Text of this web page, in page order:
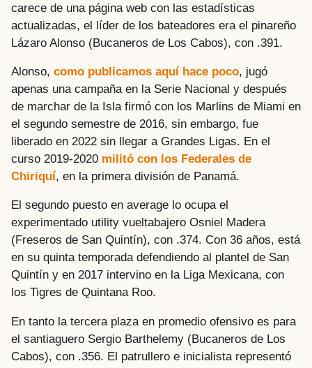
carece de una página web con las estadísticas
actualizadas, el líder de los bateadores era el pinareño
Lázaro Alonso (Bucaneros de Los Cabos), con .391.
Alonso, como publicamos aquí hace poco, jugó
apenas una campaña en la Serie Nacional y después
de marchar de la Isla firmó con los Marlins de Miami en
el segundo semestre de 2016, sin embargo, fue
liberado en 2022 sin llegar a Grandes Ligas. En el
curso 2019-2020 militó con los Federales de
Chiriquí, en la primera división de Panamá.
El segundo puesto en average lo ocupa el
experimentado utility vueltabajero Osniel Madera
(Freseros de San Quintín), con .374. Con 36 años, está
en su quinta temporada defendiendo al plantel de San
Quintín y en 2017 intervino en la Liga Mexicana, con
los Tigres de Quintana Roo.
En tanto la tercera plaza en promedio ofensivo es para
el santiaguero Sergio Barthelemy (Bucaneros de Los
Cabos), con .356. El patrullero e inicialista representó